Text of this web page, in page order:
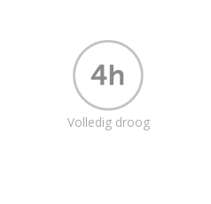
Volledig droog